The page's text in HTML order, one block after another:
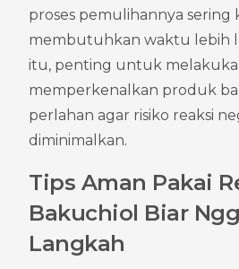
proses pemulihannya sering
membutuhkan waktu lebih
itu, penting untuk
memperkenalkan produk
perlahan agar risiko reaksi
diminimalkan.
Tips Aman Pakai
Bakuchiol Biar
Langkah